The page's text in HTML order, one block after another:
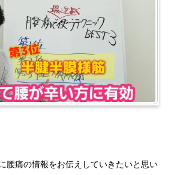
腰痛の情報をお伝えしていきたいと思い